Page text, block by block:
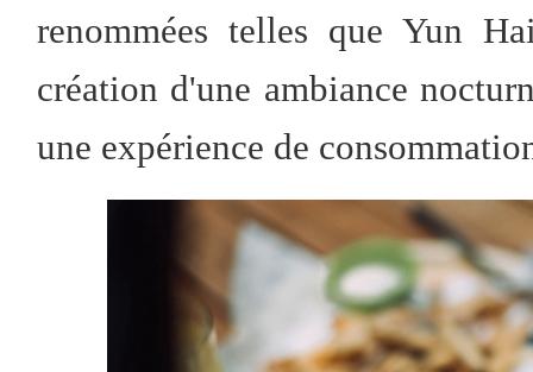
renommées telles que Yun
création d'une ambiance
une expérience de